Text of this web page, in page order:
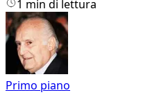
1 min di lettura
Primo piano